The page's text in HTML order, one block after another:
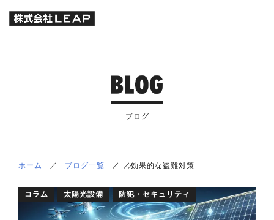
ブログ
ホーム ／ ブログ一覧 ／ ／
／効果的な盗難対策
コラム 太陽光設備 防犯・セキュリティ